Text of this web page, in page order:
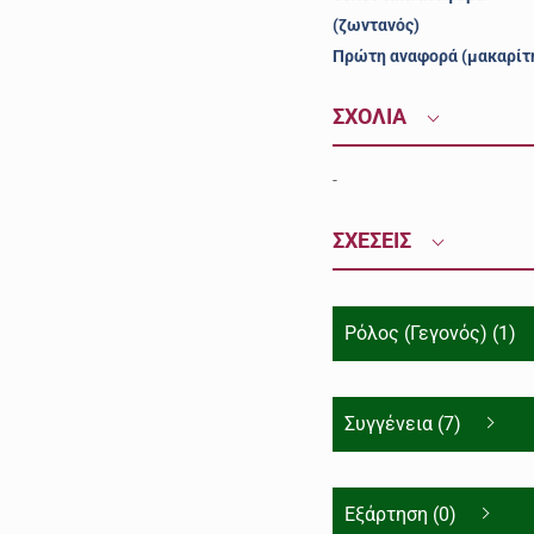
(ζωντανός)
Πρώτη αναφορά
ΣΧΟΛΙΑ
-
ΣΧΕΣΕΙΣ
Ρόλος (Γεγονός) (1)
Συγγένεια (7)
Εξάρτηση (0)